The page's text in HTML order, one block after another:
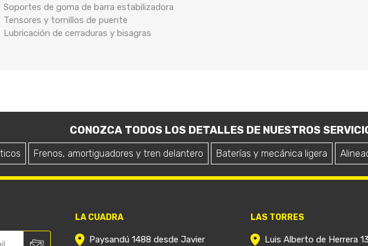
Soportes de goma de barra estabilizadora
Tensores y tornillos de puente
Lubricación de cerraduras y bisagras
CONOZCA TODOS LOS DETALLES DE NUESTROS
Frenos, amortiguadores y tren delantero Baterías y mecánica ligera
LA CUADRA
Paysandú 1488 desde Javier
LAS TORRES
Luis Alberto de Herrera